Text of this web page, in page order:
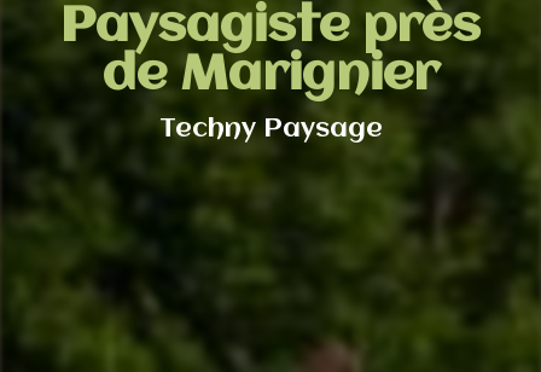
Paysagiste près
de Marignier
Techny Paysage